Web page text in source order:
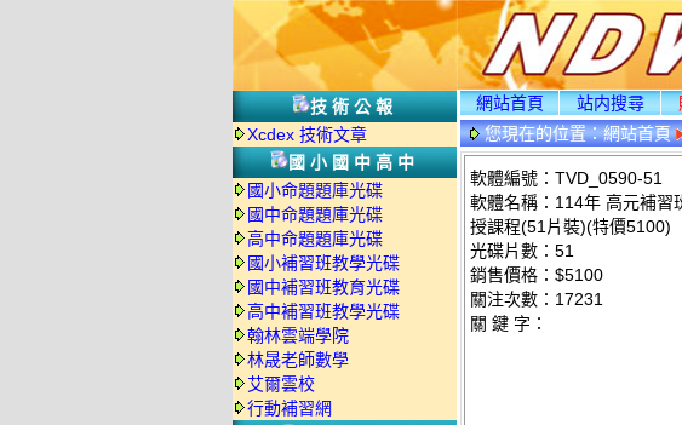
技術公報
Xcdex 技術文章
國小國中高中
國小命題題庫光碟
國中命題題庫光碟
高中命題題庫光碟
國小補習班教學光碟
國中補習班教育光碟
高中補習班教學光碟
翰林雲端學院
林晟老師數學
艾爾雲校
行動補習網
網站首頁 站内搜尋
您現在的位置：網站首頁
碟詳情
軟體編號：TVD_0590-51
軟體名稱：114年 高元補習
授課程(51片裝)(特價5100)
光碟片數：51
銷售價格：$5100
關注次數： 17231
關 鍵 字：